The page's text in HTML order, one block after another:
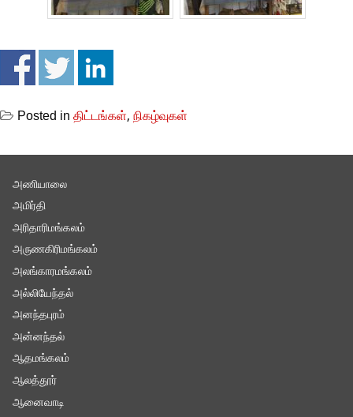
Posted in திட்டங்கள், நிகழ்வுகள்
அணியாலை
அமிர்தி
அரிதாரிமங்கலம்
அருணகிரிமங்கலம்
அலங்காரமங்கலம்
அல்லியேந்தல்
அனந்தபுரம்
அன்னந்தல்
ஆதமங்கலம்
ஆலத்தூர்
ஆனைவாடி